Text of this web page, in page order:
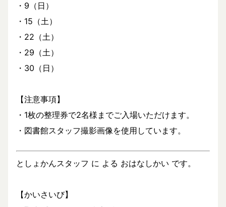
・9（日）
・15（土）
・22（土）
・29（土）
・30（日）
【注意事項】
・1枚の整理券で2名様までご入場いただけます。
・図書館スタッフ撮影画像を使用しています。
としょかんスタッフ に よる おはなしかい です。
【かいさいび】